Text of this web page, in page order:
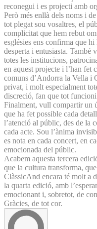
reconegui i es projecti amb
Però més enllà dels noms i
tot plegat sou vosaltres, el
complicitat que hem rebut
esglésies ens confirma que
desperta i entusiasta. També
totes les institucions,
en aquest projecte i l’han fet
comuns d’Andorra la Vella i
privat, i molt especialment
discreció, fan que tot
Finalment, vull compartir un
que ha fet possible cada
l’atenció al públic, des de la
cada acte. Sou l’ànima
es nota en cada concert, en
emocionada del públic.
Acabem aquesta tercera
que la cultura transforma,
ClàssicAnd encara té molt a
la quarta edició, amb
emocionant i, sobretot, de
Gràcies, de tot cor.